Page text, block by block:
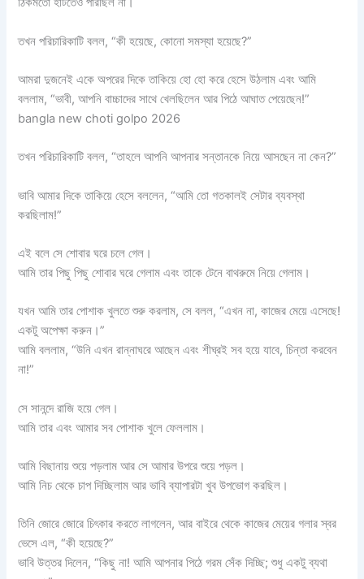
তখন পরিচারিকাটি বলল, “কী হয়েছে, কোনো সমস্যা হয়েছে?”
আমরা দুজনেই একে অপরের দিকে তাকিয়ে হো হো করে হেসে উঠলাম এবং আমি
বললাম, “ভাবী, আপনি বাচ্চাদের সাথে খেলছিলেন আর পিঠে আঘাত পেয়েছেন!”
bangla new choti golpo 2026
তখন পরিচারিকাটি বলল, “তাহলে আপনি আপনার সন্তানকে নিয়ে আসছেন না কেন?”
ভাবি আমার দিকে তাকিয়ে হেসে বললেন, “আমি তো গতকালই সেটার ব্যবস্থা
করছিলাম!”
এই বলে সে শোবার ঘরে চলে গেল।
আমি তার পিছু পিছু শোবার ঘরে গেলাম এবং তাকে টেনে বাথরুমে নিয়ে গেলাম।
যখন আমি তার পোশাক খুলতে শুরু করলাম, সে বলল, “এখন না, কাজের মেয়ে এসেছে!
একটু অপেক্ষা করুন।”
আমি বললাম, “উনি এখন রান্নাঘরে আছেন এবং শীঘ্রই সব হয়ে যাবে, চিন্তা করবেন
না!”
সে সানন্দে রাজি হয়ে গেল।
আমি তার এবং আমার সব পোশাক খুলে ফেললাম।
আমি বিছানায় শুয়ে পড়লাম আর সে আমার উপরে শুয়ে পড়ল।
আমি নিচ থেকে চাপ দিচ্ছিলাম আর ভাবি ব্যাপারটা খুব উপভোগ করছিল।
তিনি জোরে জোরে চিৎকার করতে লাগলেন, আর বাইরে থেকে কাজের মেয়ের গলার স্বর
ভেসে এল, “কী হয়েছে?”
ভাবি উত্তর দিলেন, “কিছু না! আমি আপনার পিঠে গরম সেঁক দিচ্ছি; শুধু একটু ব্যথা